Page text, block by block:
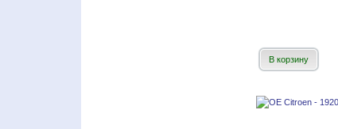
В корзину